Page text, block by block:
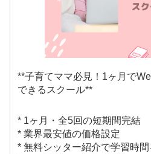
**子育てママ必見！1ヶ月で
できるスクール**
* 1ヶ月・全5回の短期間完結
* 業界最安値の価格設定
* 無料シッター紹介で学習時間